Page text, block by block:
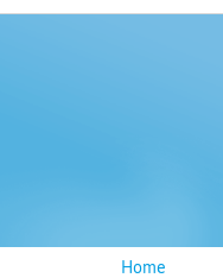
Home